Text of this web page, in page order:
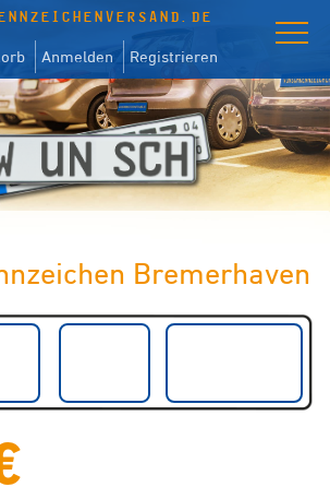
Anmelden Registrieren
Bremerhaven